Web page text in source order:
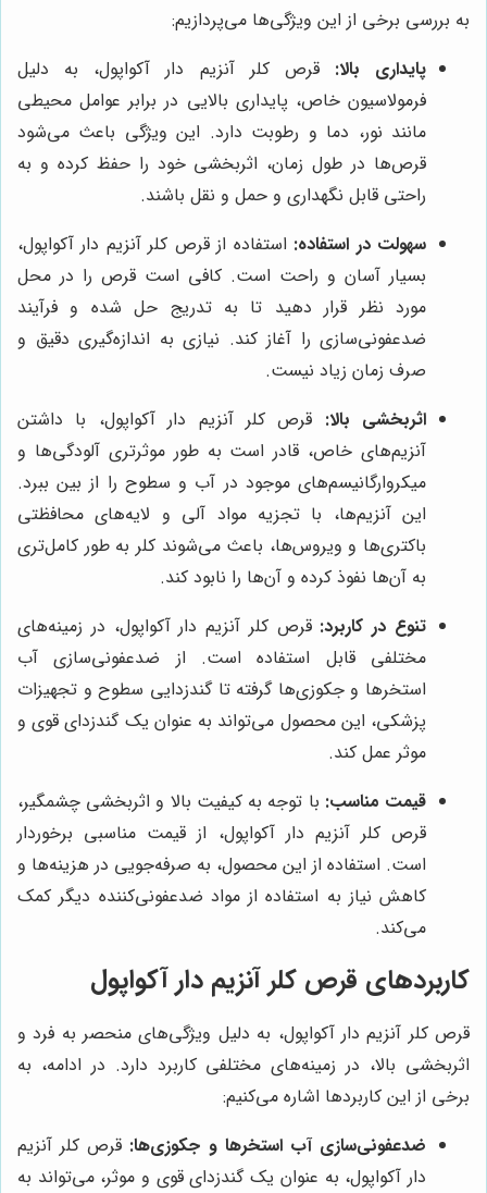
به بررسی برخی از این ویژگی‌ها می‌پردازیم:
پایداری بالا: قرص کلر آنزیم دار آکواپول، به دلیل
فرمولاسیون خاص، پایداری بالایی در برابر عوامل محیطی
مانند نور، دما و رطوبت دارد. این ویژگی باعث می‌شود
قرص‌ها در طول زمان، اثربخشی خود را حفظ کرده و به
راحتی قابل نگهداری و حمل و نقل باشند.
سهولت در استفاده: استفاده از قرص کلر آنزیم دار آکواپول،
بسیار آسان و راحت است. کافی است قرص را در محل
مورد نظر قرار دهید تا به تدریج حل شده و فرآیند
ضدعفونی‌سازی را آغاز کند. نیازی به اندازه‌گیری دقیق و
صرف زمان زیاد نیست.
اثربخشی بالا: قرص کلر آنزیم دار آکواپول، با داشتن
آنزیم‌های خاص، قادر است به طور موثرتری آلودگی‌ها و
میکروارگانیسم‌های موجود در آب و سطوح را از بین ببرد.
این آنزیم‌ها، با تجزیه مواد آلی و لایه‌های محافظتی
باکتری‌ها و ویروس‌ها، باعث می‌شوند کلر به طور کامل‌تری
به آن‌ها نفوذ کرده و آن‌ها را نابود کند.
تنوع در کاربرد: قرص کلر آنزیم دار آکواپول، در زمینه‌های
مختلفی قابل استفاده است. از ضدعفونی‌سازی آب
استخرها و جکوزی‌ها گرفته تا گندزدایی سطوح و تجهیزات
پزشکی، این محصول می‌تواند به عنوان یک گندزدای قوی و
موثر عمل کند.
قیمت مناسب: با توجه به کیفیت بالا و اثربخشی چشمگیر،
قرص کلر آنزیم دار آکواپول، از قیمت مناسبی برخوردار
است. استفاده از این محصول، به صرفه‌جویی در هزینه‌ها و
کاهش نیاز به استفاده از مواد ضدعفونی‌کننده دیگر کمک
می‌کند.
کاربردهای قرص کلر آنزیم دار آکواپول
قرص کلر آنزیم دار آکواپول، به دلیل ویژگی‌های منحصر به فرد و
اثربخشی بالا، در زمینه‌های مختلفی کاربرد دارد. در ادامه، به
برخی از این کاربردها اشاره می‌کنیم:
ضدعفونی‌سازی آب استخرها و جکوزی‌ها: قرص کلر آنزیم
دار آکواپول، به عنوان یک گندزدای قوی و موثر، می‌تواند به